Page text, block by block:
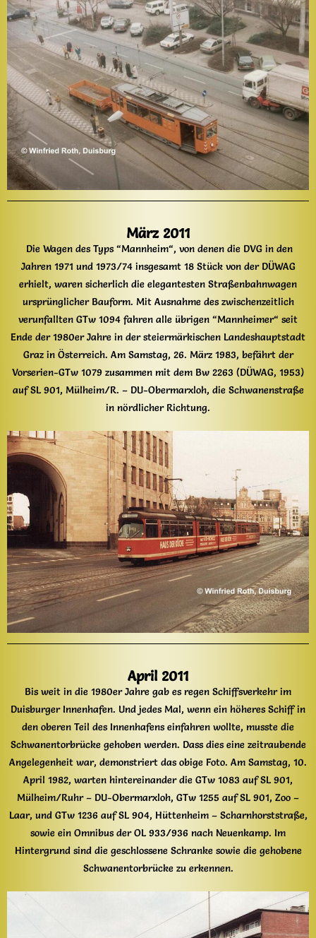
März 2011
Die Wagen des Typs “Mannheim“, von denen die DVG in den
Jahren 1971 und 1973/74 insgesamt 18 Stück von der DÜWAG
erhielt, waren sicherlich die elegantesten Straßenbahnwagen
ursprünglicher Bauform. Mit Ausnahme des zwischenzeitlich
verunfallten GTw 1094 fahren alle übrigen “Mannheimer“ seit
Ende der 1980er Jahre in der steiermärkischen Landeshauptstadt
Graz in Österreich. Am Samstag, 26. März 1983, befährt der
Vorserien-GTw 1079 zusammen mit dem Bw 2263 (DÜWAG, 1953)
auf SL 901, Mülheim/R. – DU-Obermarxloh, die Schwanenstraße
in nördlicher Richtung.
April 2011
Bis weit in die 1980er Jahre gab es regen Schiffsverkehr im
Duisburger Innenhafen. Und jedes Mal, wenn ein höheres Schiff in
den oberen Teil des Innenhafens einfahren wollte, musste die
Schwanentorbrücke gehoben werden. Dass dies eine zeitraubende
Angelegenheit war, demonstriert das obige Foto. Am Samstag, 10.
April 1982, warten hintereinander die GTw 1083 auf SL 901,
Mülheim/Ruhr – DU-Obermarxloh, GTw 1255 auf SL 901, Zoo –
Laar, und GTw 1236 auf SL 904, Hüttenheim – Scharnhorststraße,
sowie ein Omnibus der OL 933/936 nach Neuenkamp. Im
Hintergrund sind die geschlossene Schranke sowie die gehobene
Schwanentorbrücke zu erkennen.